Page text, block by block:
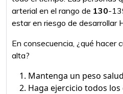
arterial en el rango de 130-
estar en riesgo de desarrollar
En consecuencia, ¿qué hacer
alta?
Mantenga un peso
Haga ejercicio todos los